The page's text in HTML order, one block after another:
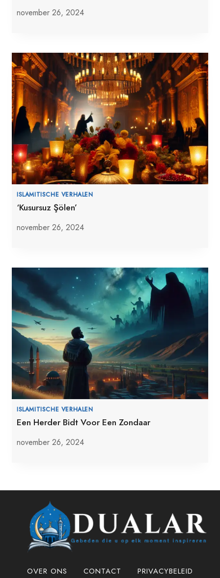
november 26, 2024
ISLAMITISCHE VERHALEN
‘Kusursuz Şölen’
november 26, 2024
ISLAMITISCHE VERHALEN
Een Herder Bidt Voor Een Zondaar
november 26, 2024
OVER ONS CONTACT PRIVACYBELEID